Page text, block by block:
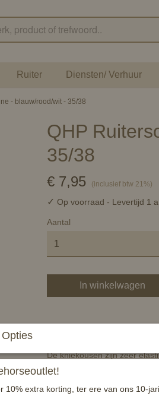
Ruiter Diensten/ Verhuur
- blauw/rood/wit - 35/38
QHP
35/38
€ 7,95 (inclusief btw 21%)
✓ Op voorraad - Levertijd 1
Aantal
In winkelwagen
Kniekousen met een
De kniekousen zijn zeer
-Stofsamenstelling: 85%
-Kniekous met ruitpatroon
10% extra korting, ter ere van ons 10-